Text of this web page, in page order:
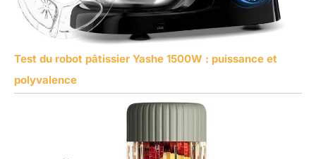
Test du robot pâtissier Yashe 1500W : puissance et
polyvalence